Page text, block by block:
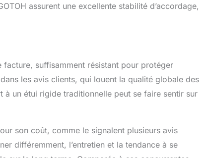
assurent une excellente stabilité d’accordage,
facture, suffisamment résistant pour protéger
les avis clients, qui louent la qualité globale des
un étui rigide traditionnelle peut se faire sentir sur
son coût, comme le signalent plusieurs avis
différemment, l’entretien et la tendance à se